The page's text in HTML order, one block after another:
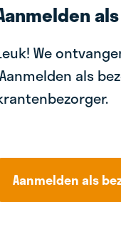
We
als
Aanmelden als